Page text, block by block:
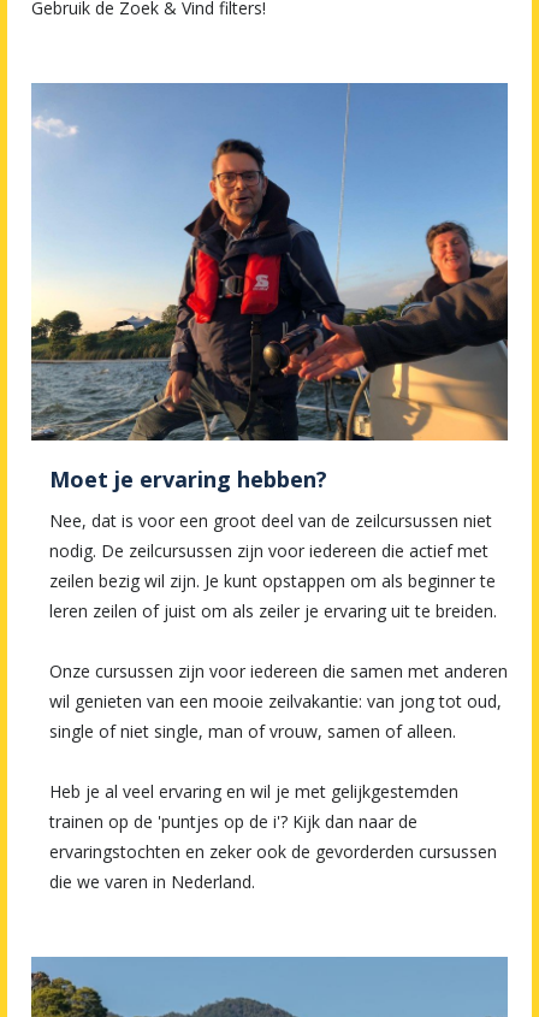
Gebruik de Zoek & Vind filters!
Moet je ervaring hebben?
Nee, dat is voor een groot deel van de zeilcursussen niet
nodig. De zeilcursussen zijn voor iedereen die actief met
zeilen bezig wil zijn. Je kunt opstappen om als beginner te
leren zeilen of juist om als zeiler je ervaring uit te breiden.
Onze cursussen zijn voor iedereen die samen met anderen
wil genieten van een mooie zeilvakantie: van jong tot oud,
single of niet single, man of vrouw, samen of alleen.
Heb je al veel ervaring en wil je met gelijkgestemden
trainen op de 'puntjes op de i'? Kijk dan naar de
ervaringstochten en zeker ook de gevorderden cursussen
die we varen in Nederland.